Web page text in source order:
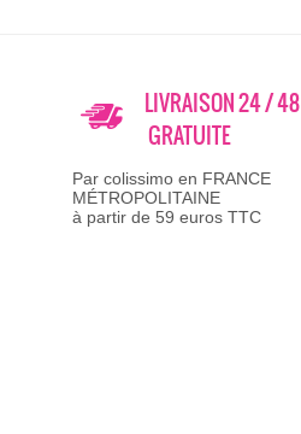
LIVRAISON 24 /
GRATUITE
Par colissimo en FRANCE
MÉTROPOLITAINE
à partir de 59 euros TTC